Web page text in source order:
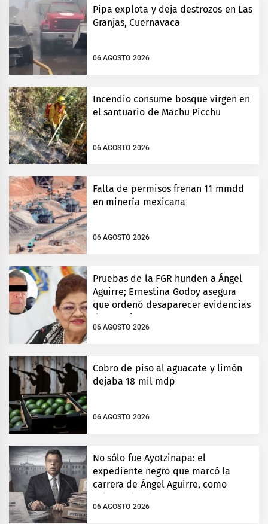
Pipa explota y deja destrozos en Las
Granjas, Cuernavaca
06 AGOSTO 2026
Incendio consume bosque virgen en
el santuario de Machu Picchu
06 AGOSTO 2026
Falta de permisos frenan 11 mmdd
en minería mexicana
06 AGOSTO 2026
Pruebas de la FGR hunden a Ángel
Aguirre; Ernestina Godoy asegura
que ordenó desaparecer evidencias
de Ayotzinapa
06 AGOSTO 2026
Cobro de piso al aguacate y limón
dejaba 18 mil mdp
06 AGOSTO 2026
No sólo fue Ayotzinapa: el
expediente negro que marcó la
carrera de Ángel Aguirre, como
gobernador de Guerrero
06 AGOSTO 2026